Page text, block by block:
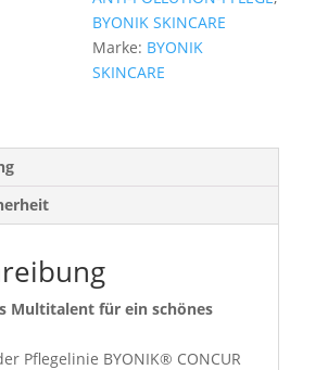
BYONIK SKINCARE
Marke: BYONIK
SKINCARE
Multitalent für ein schönes
Pflegelinie BYONIK® CONCUR